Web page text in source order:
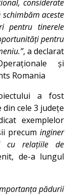
considerate
aceste
pentru tinerele
pentru
, a declarat
și
Romania
a fost
cele 3 județe
exemplelor
precum inginer
cu relațiile de
de-a lungul
pădurii